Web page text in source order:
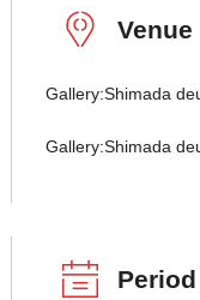
Venue
Gallery:Shimada
Gallery:Shimada
Period